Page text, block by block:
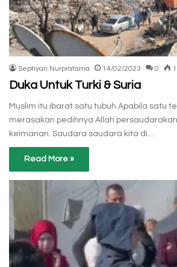
Septiyan Nurpratama 14/02/2023 0
Duka Untuk Turki & Suria
Muslim itu ibarat satu tubuh.Apabila satu
merasakan pedihnya Allah
keimanan. Saudara saudara kita di…
Read More »